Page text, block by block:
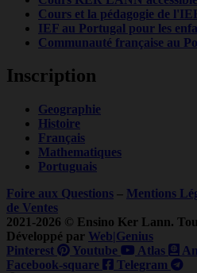
Cours et la pédagogie de
IEF au Portugal pour les
Communauté française au
Inscription
Geographie
Histoire
Français
Mathematiques
Portuguais
Foire aux Questions – Mentions
de Ventes
2021-2026 © Ensino Ker Lann.
Développé par Web|Genius
Pinterest
Youtube Atlas
Facebook-square
Telegram